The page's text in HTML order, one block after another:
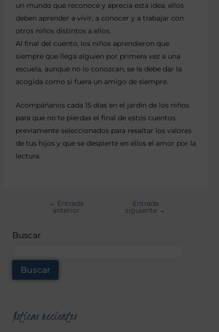
un mundo que reconoce y aprecia esta idea, ellos
deben aprender a vivir, a conocer y a trabajar con
otros niños distintos a ellos.
Al final del cuento, los niños aprendieron que
siempre que llega alguien por primera vez a una
escuela, aunque no lo conozcan, se le debe dar la
acogida como si fuera un amigo de siempre.
Acompáñanos cada 15 días en el jardín de los niños
para que no te pierdas el final de estos cuentos
previamente seleccionados para resaltar los valores
de tus hijos y que se despierte en ellos el amor por la
lectura.
← Entrada
anterior
Entrada
siguiente →
Buscar
Buscar
Noticas recientes